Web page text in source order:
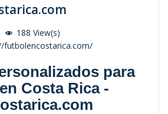
188 View(s)
futbolencostarica.com/
para
Costa Rica -